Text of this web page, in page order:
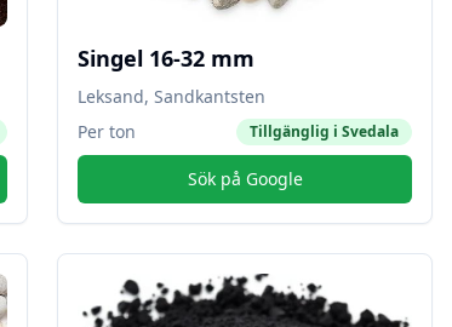
Singel 16-32 mm
Leksand, Sandkantsten
Per ton
Tillgänglig i Svedala
Sök på Google